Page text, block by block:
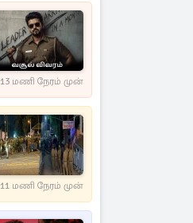
13 மணி நேரம் முன்
11 மணி நேரம் முன்